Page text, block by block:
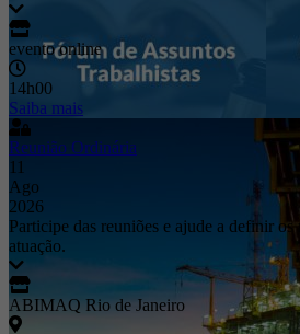
evento online
14h00
Saiba mais
Reunião Ordinária
11
Ago
2026
Participe das reuniões e ajude a definir os
atuação.
ABIMAQ Rio de Janeiro